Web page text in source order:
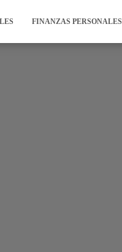
FINANZAS PERSONALES